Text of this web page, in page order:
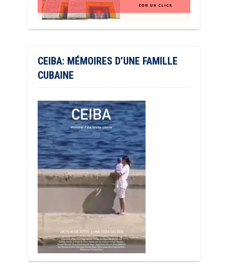
CEIBA: MÉMOIRES D’UNE FAMILLE
CUBAINE